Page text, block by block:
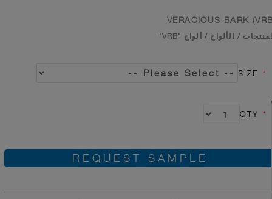
VERACIOUS BARK
/ الألواح / ألواح "VRB"
*
SIZE
*
QTY
REQUEST SAMPLE